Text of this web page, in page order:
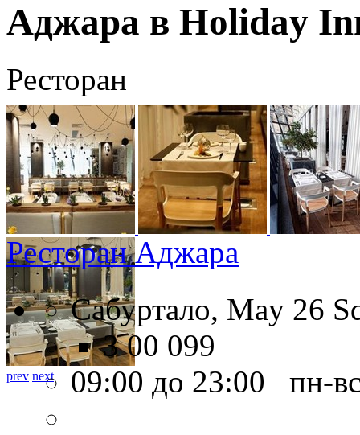
Аджара в Holiday
Ресторан
prev next
Ресторан Аджара
Сабуртало, May 26
3 00 099
09:00 до 23:00 пн-